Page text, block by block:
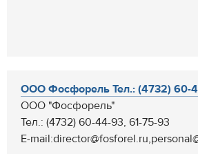
ООО Фосфорель Тел.: (4732) 60-
ООО "Фосфорель"
Тел.: (4732) 60-44-93, 61-75-93
E-